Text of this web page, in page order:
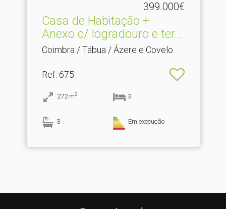
399.000€
Casa de Habitação +
Anexo c/ logradouro e ter.​..
Coimbra / Tábua / Ázere e Covelo
Ref: 675
272 m2 3
3 Em execução